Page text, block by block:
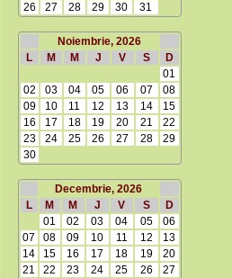
26
27 28 29 30 31
Noiembrie, 2026
L
M M J V S
D
01
02
03 04 05 06 07
08
09
10 11 12 13 14
15
16
17 18 19 20 21
22
23
24 25 26 27 28
29
30
Decembrie, 2026
L
M M J V S
D
01
02 03 04 05
06
07
08 09 10 11 12
13
14
15 16 17 18 19
20
21
22 23 24 25 26
27